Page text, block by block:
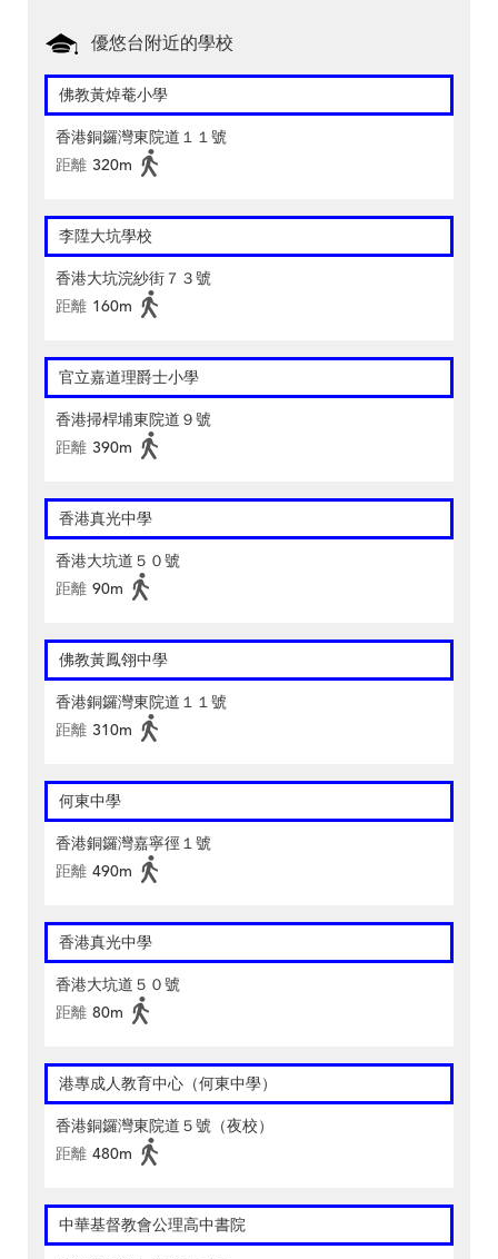
優悠台附近的學校
佛教黃焯菴小學
香港銅鑼灣東院道１１號
距離 320m
李陞大坑學校
香港大坑浣紗街７３號
距離 160m
官立嘉道理爵士小學
香港掃桿埔東院道９號
距離 390m
香港真光中學
香港大坑道５０號
距離 90m
佛教黃鳳翎中學
香港銅鑼灣東院道１１號
距離 310m
何東中學
香港銅鑼灣嘉寧徑１號
距離 490m
香港真光中學
香港大坑道５０號
距離 80m
港專成人教育中心（何東中學）
香港銅鑼灣東院道５號（夜校）
距離 480m
中華基督教會公理高中書院